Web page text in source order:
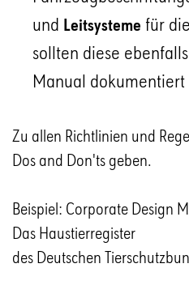
und Leitsysteme für
sollten diese
Manual
Zu allen Richtlinien und
Dos and Don'ts geben.
Beispiel: Corporate Design
Das Haustierregister
des Deutschen